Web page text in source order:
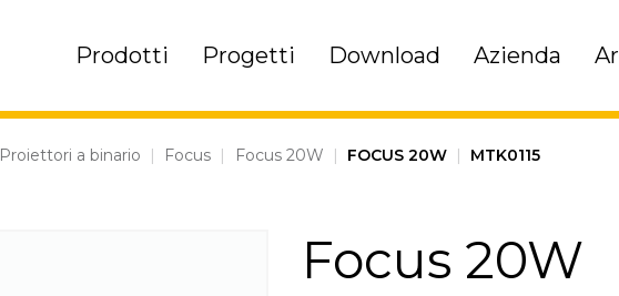
Prodotti Progetti Download Azienda
Proiettori a binario | Focus | Focus 20W | FOCUS 20W | MTK0115
Focus 20W